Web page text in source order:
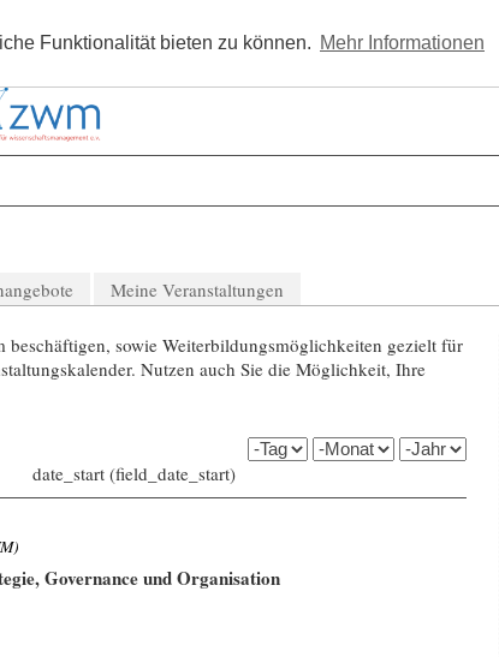
Funktionalität bieten zu können. Mehr Informationen
Kostenlos registrieren
Meine Veranstaltungen
beschäftigen, sowie Weiterbildungsmöglichkeiten gezielt für
Nutzen auch Sie die Möglichkeit, Ihre
date_start (field_date_start)
date_start (field_date_start)
Tag Monat
Jahr
Governance und Organisation